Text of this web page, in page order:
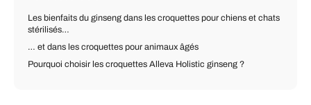
Les bienfaits du ginseng dans les croquettes pour chiens et chats
stérilisés…
… et dans les croquettes pour animaux âgés
Pourquoi choisir les croquettes Alleva Holistic ginseng ?